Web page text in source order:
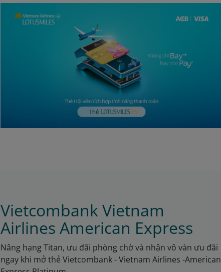
Vietcombank Vietnam
Airlines American Express
Nâng hạng Titan, ưu đãi phòng chờ và nhận vô vàn ưu đãi
ngay khi mở thẻ Vietcombank - Vietnam Airlines -American